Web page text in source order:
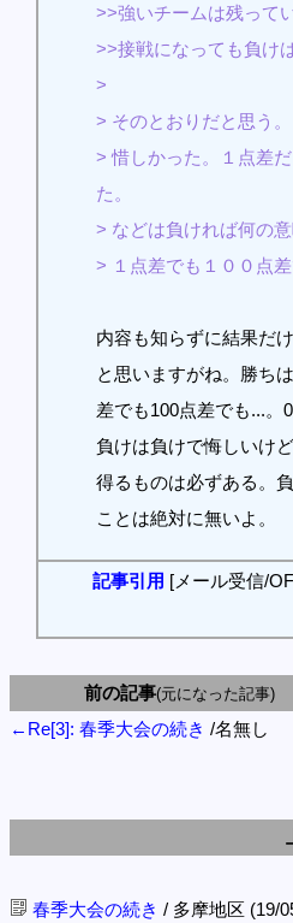
>>強いチームは残って
>>接戦になっても負け
>
> そのとおりだと思う。
> 惜しかった。１点差
た。
> などは負ければ何の意
> １点差でも１００点差
内容も知らずに結果だ
と思いますがね。勝ち
差でも100点差でも...。
負けは負けで悔しいけ
得るものは必ずある。
ことは絶対に無いよ。
記事引用 [メール受信/
前の記事(元になった記事)
←Re[3]: 春季大会の続き /名無し
春季大会の続き / 多摩地区 (19/